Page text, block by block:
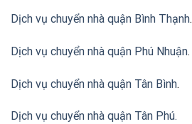
Dịch vụ chuyển nhà quận Bình Thạnh.
Dịch vụ chuyển nhà quận Phú Nhuận.
Dịch vụ chuyển nhà quận Tân Bình.
Dịch vụ chuyển nhà quận Tân Phú.